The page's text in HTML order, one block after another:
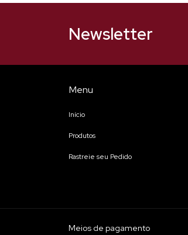
Newsletter
Menu
Início
Produtos
Rastreie seu Pedido
Meios de pagamento